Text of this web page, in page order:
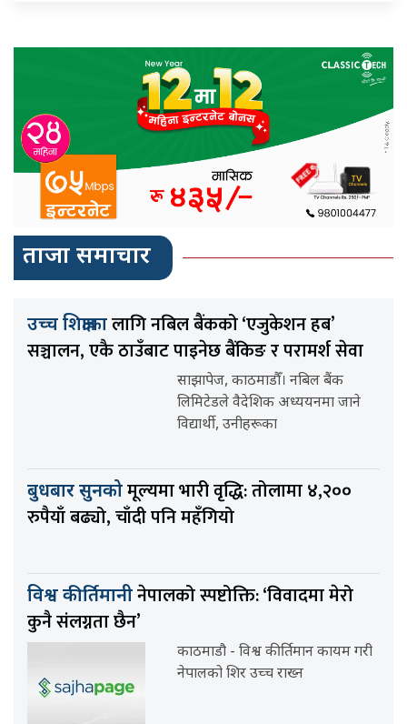
ताजा समाचार
उच्च शिक्षाकालागि नबिल बैंकको ‘एजुकेशन हब’
सञ्चालन, एकै ठाउँबाट पाइनेछ बैंकिङ र परामर्श सेवा
साझापेज, काठमाडौँ। नबिल बैंक
लिमिटेडले वैदेशिक अध्ययनमा जाने
विद्यार्थी, उनीहरूका
बुधबार सुनकोमूल्यमा भारी वृद्धि: तोलामा ४,२००
रुपैयाँ बढ्यो, चाँदी पनि महँगियो
विश्व कीर्तिमानीनेपालको स्पष्टोक्ति: ‘विवादमा मेरो
कुनै संलग्नता छैन’
काठमाडौ - विश्व कीर्तिमान कायम गरी
नेपालको शिर उच्च राख्न